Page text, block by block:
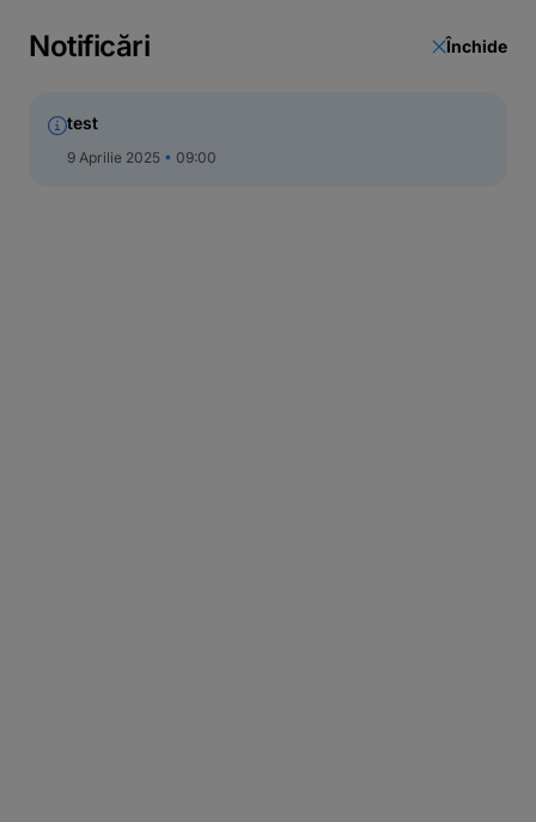
Call Center
Notificări Închide
test
9 Aprilie 2025 09:00